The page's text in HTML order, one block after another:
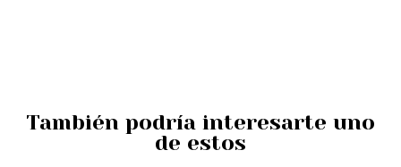
También podría interesarte uno
de estos